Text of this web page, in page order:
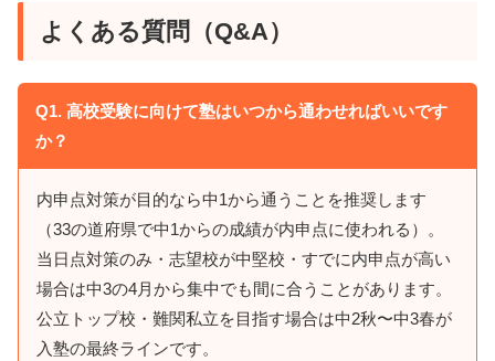
よくある質問（Q&A）
Q1. 高校受験に向けて塾はいつから通わせればいいです
か？
内申点対策が目的なら中1から通うことを推奨します
（33の道府県で中1からの成績が内申点に使われる）。
当日点対策のみ・志望校が中堅校・すでに内申点が高い
場合は中3の4月から集中でも間に合うことがあります。
公立トップ校・難関私立を目指す場合は中2秋〜中3春が
入塾の最終ラインです。